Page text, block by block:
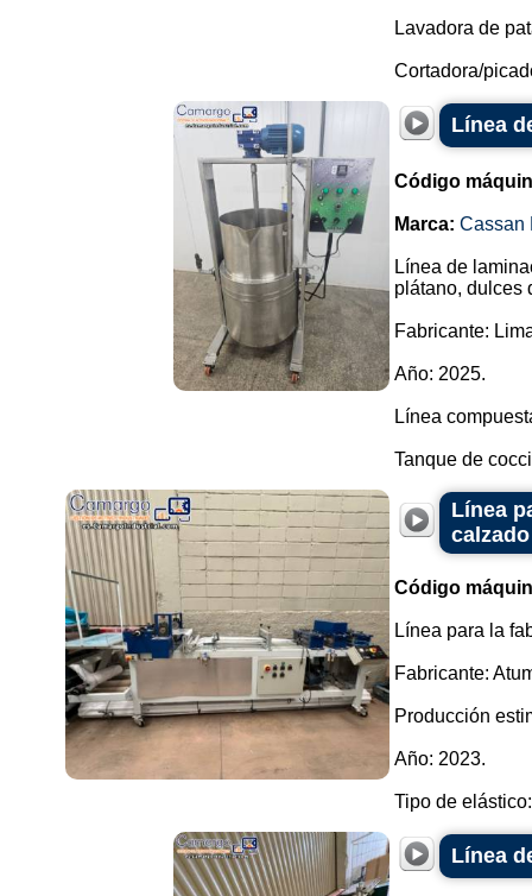
Lavadora de
Cortadora/
Línea
Código
Marca: Cassan
Línea de
plátano, dulces
Fabricante:
Año: 2025.
Línea
Tanque de
Línea
calzado
Código
Línea para la
Fabricante:
Producción
Año: 2023.
Tipo de
Línea